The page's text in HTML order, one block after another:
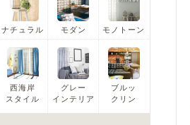
ナチュラル モダン モノトーン
西海岸
スタイル
グレー
インテリア
ブルッ
クリン